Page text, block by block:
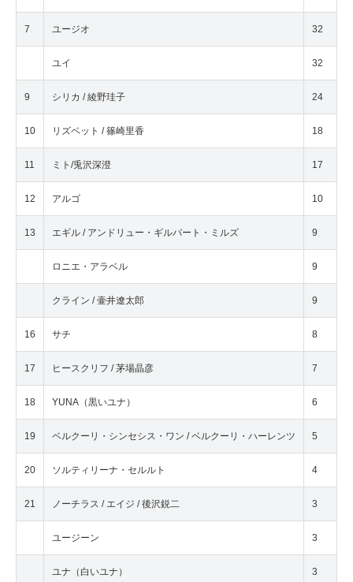
7 ユージオ 32
ユイ 32
9 シリカ / 綾野珪子 24
10 リズベット / 篠崎里香 18
11 ミト/兎沢深澄 17
12 アルゴ 10
13 エギル / アンドリュー・ギルバート・ミルズ 9
ロニエ・アラベル 9
クライン / 壷井遼太郎 9
16 サチ 8
17 ヒースクリフ / 茅場晶彦 7
18 YUNA（黒いユナ） 6
19 ベルクーリ・シンセシス・ワン / ベルクーリ・ハーレンツ 5
20 ソルティリーナ・セルルト 4
21 ノーチラス / エイジ / 後沢鋭二 3
ユージーン 3
ユナ（白いユナ） 3